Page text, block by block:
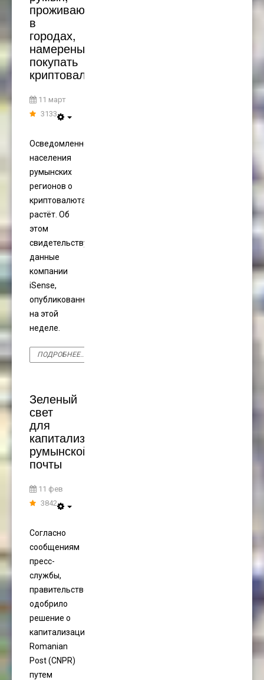
проживающих
в
городах,
намерены
покупать
криптовалюту
11 март
3133
Осведомленность
населения
румынских
регионов о
криптовалютах
растёт. Об
этом
свидетельствуют
данные
компании
iSense,
опубликованные
на этой
неделе.
ПОДРОБНЕЕ...
Зеленый
свет
для
капитализации
румынской
почты
11 фев
3842
Согласно
сообщениям
пресс-
службы,
правительство
одобрило
решение о
капитализации
Romanian
Post (CNPR)
путем